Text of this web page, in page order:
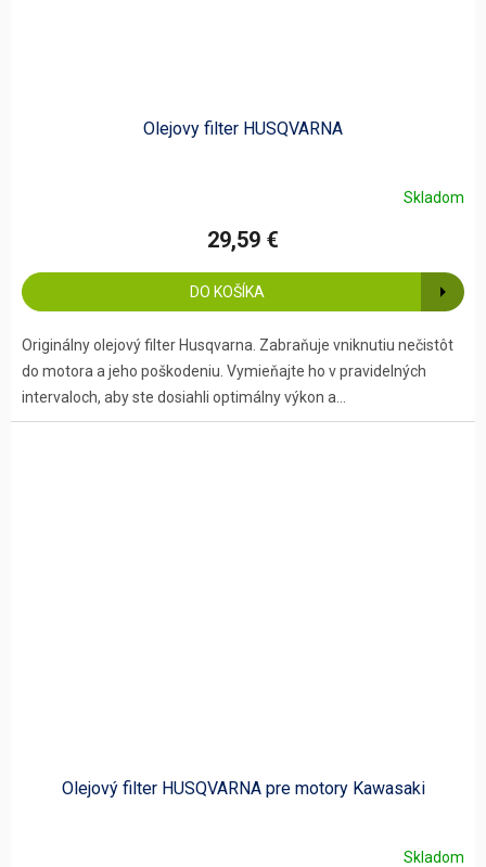
Olejovy filter HUSQVARNA
Skladom
29,59 €
DO KOŠÍKA
Originálny olejový filter Husqvarna. Zabraňuje vniknutiu nečistôt
do motora a jeho poškodeniu. Vymieňajte ho v pravidelných
intervaloch, aby ste dosiahli optimálny výkon a...
Olejový filter HUSQVARNA pre motory Kawasaki
Skladom